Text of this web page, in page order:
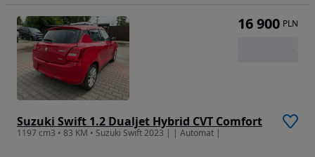
Suzuki Swift 1.2 Dualjet Hybrid CVT Comfort
1197 cm3 • 83 KM • Suzuki Swift 2023 | | Automat |
16 900 PLN